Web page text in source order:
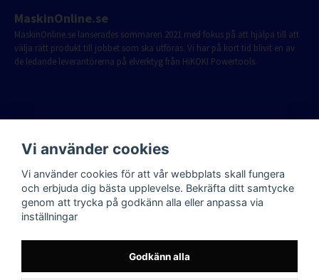
MaskinOnline.se
MaskinOnline.se lanserades sommaren 2021 med fokus på att hjälpa till att
välja rätt produkt till jobbet som ska utföras. Vi har på kort tid blivit en av
de ledande leverantörerna på elverktyg från HiKOKI Powertools.
Vi använder cookies
Vi använder cookies för att vår webbplats skall fungera
och erbjuda dig bästa upplevelse. Bekräfta ditt samtycke
genom att trycka på godkänn alla eller anpassa via
inställningar
Godkänn alla